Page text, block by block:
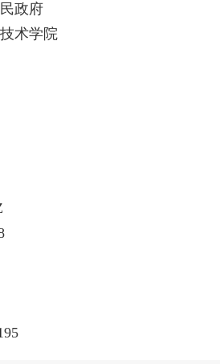
政府
术学院